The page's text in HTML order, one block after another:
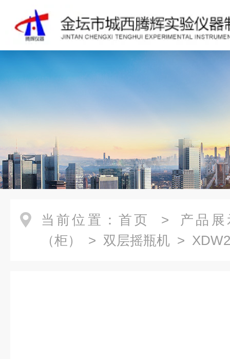
当前位置： 首页 > 产品展
（柜）
> 双层摇瓶机 >